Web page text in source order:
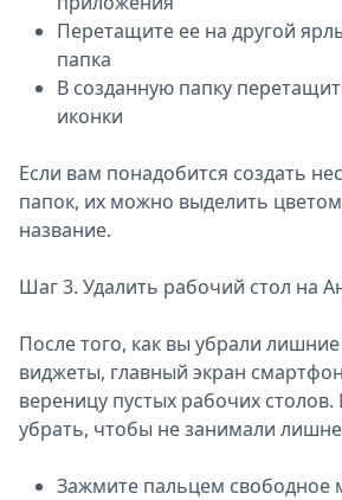
Перетащите ее на другой
папка
В созданную папку
иконки
Если вам понадобится создать
папок, их можно выделить цветом
название.
Шаг 3. Удалить рабочий стол на
После того, как вы убрали
виджеты, главный экран
вереницу пустых рабочих столов.
убрать, чтобы не занимали
Зажмите пальцем свободное